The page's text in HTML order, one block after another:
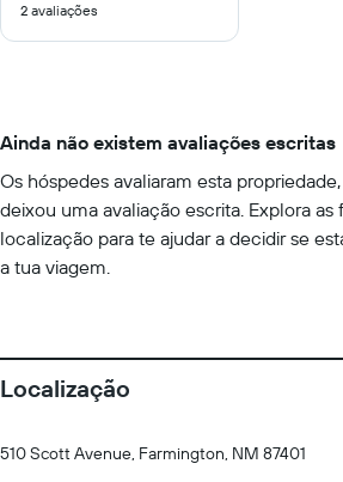
10
2 avaliações
Ainda não existem avaliações escritas
Os hóspedes avaliaram esta
deixou uma avaliação escrita. Explora
localização para te ajudar a decidir se
a tua viagem.
Localização
510 Scott Avenue, Farmington, NM 87401